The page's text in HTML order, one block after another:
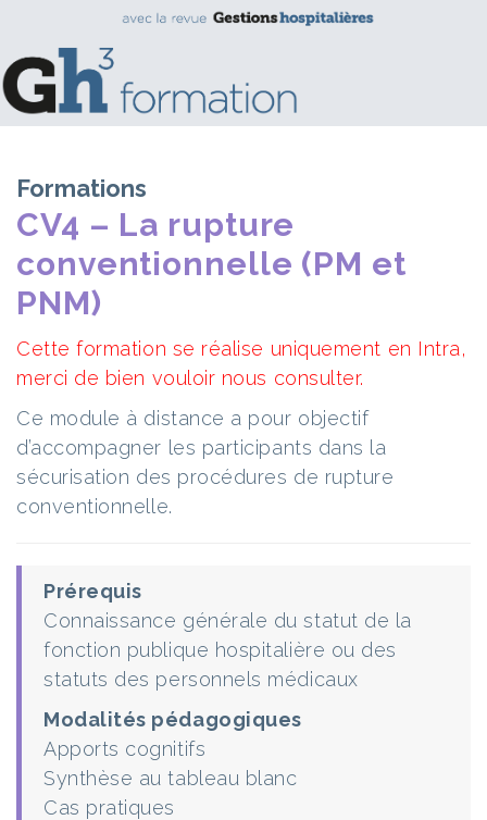
Formations
CV4 – La rupture
conventionnelle (PM et
PNM)
Cette formation se réalise uniquement en Intra,
merci de bien vouloir nous consulter.
Ce module à distance a pour objectif
d’accompagner les participants dans la
sécurisation des procédures de rupture
conventionnelle.
Prérequis
Connaissance générale du statut de la
fonction publique hospitalière ou des
statuts des personnels médicaux
Modalités pédagogiques
Apports cognitifs
Synthèse au tableau blanc
Cas pratiques